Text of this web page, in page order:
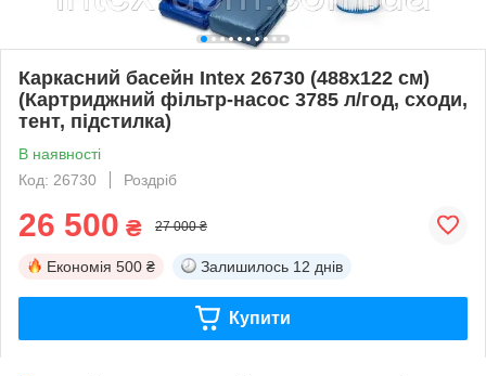
Каркасний басейн Intex 26730 (488x122 см)
(Картриджний фільтр-насос 3785 л/год, сходи,
тент, підстилка)
В наявності
Код: 26730
Роздріб
26 500 ₴ 27 000 ₴
Економія 500 ₴ Залишилось 12 днів
Купити